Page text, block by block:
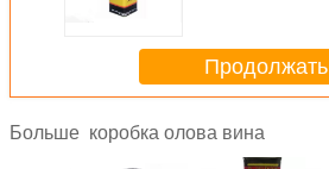
Продолжать
Больше коробка олова вина